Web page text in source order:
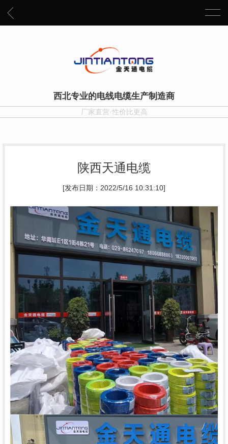
西北专业的电线电缆生产制造商
厂家直营·性价比更高
陕西天通电缆
[发布日期：2022/5/16 10:31:10]